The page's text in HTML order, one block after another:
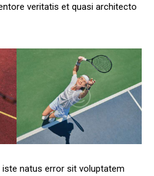
veritatis et quasi architecto
natus error sit voluptatem